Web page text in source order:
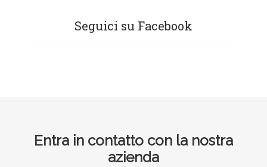
Seguici su Facebook
FooterEntra in contatto con la nostra
azienda